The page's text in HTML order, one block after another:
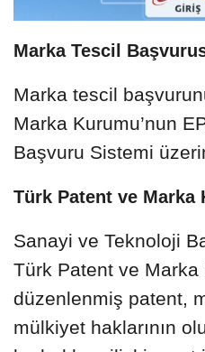
Marka Tescil
Marka tescil
Marka Kurumu’nun
Başvuru Sistemi
Türk Patent ve Marka
Sanayi ve Teknoloji
Türk Patent ve
düzenlenmiş patent,
mülkiyet haklarının